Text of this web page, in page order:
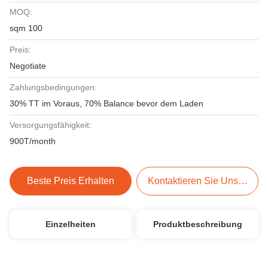
MOQ:
sqm 100
Preis:
Negotiate
Zahlungsbedingungen:
30% TT im Voraus, 70% Balance bevor dem Laden
Versorgungsfähigkeit:
900T/month
Beste Preis Erhalten Kontaktieren Sie Uns Jetzt
Einzelheiten Produktbeschreibung